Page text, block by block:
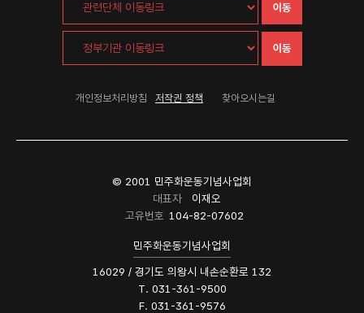
이동
이동
개인정보처리방침 저작권 정책 찾아오시는길
© 2001 민주화운동기념사업회
대표자
이재오
고유번호 104-82-07602
민주화운동기념사업회
16029 / 경기도 의왕시 내손순환로 132
T. 031-361-9500
F. 031-361-9576